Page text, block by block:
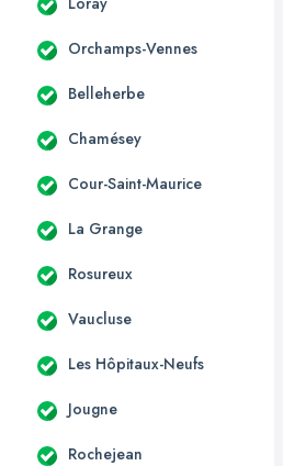
Orchamps-Vennes
Belleherbe
Chamésey
Cour-Saint-Maurice
La Grange
Rosureux
Vaucluse
Les Hôpitaux-Neufs
Jougne
Rochejean